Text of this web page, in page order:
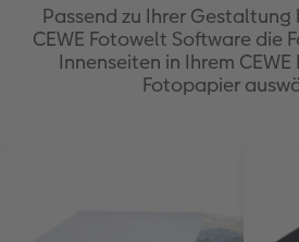
Passend zu Ihrer Gestaltung
CEWE Fotowelt Software die
Innenseiten in Ihrem CEWE
Fotopapier